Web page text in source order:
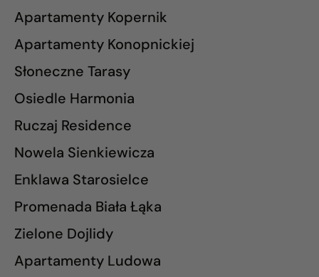
Apartamenty Kopernik
Apartamenty Konopnickiej
Słoneczne Tarasy
Osiedle Harmonia
Ruczaj Residence
Nowela Sienkiewicza
Enklawa Starosielce
Promenada Biała Łąka
Zielone Dojlidy
Apartamenty Ludowa